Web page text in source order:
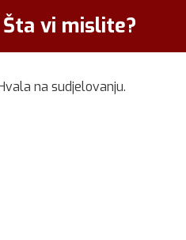
vi mislite?
na sudjelovanju.